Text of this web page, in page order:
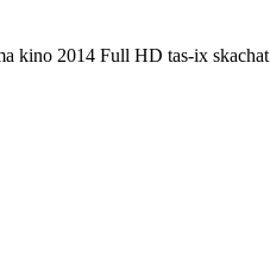
kino 2014 Full HD tas-ix skachat